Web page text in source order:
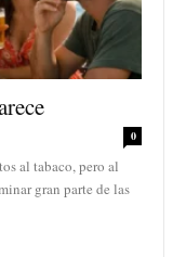
0
al tabaco, pero al
gran parte de las